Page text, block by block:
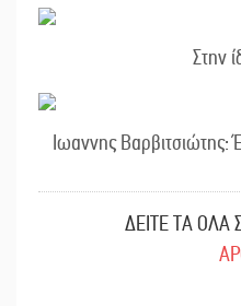
Στην
Ιωαννης Βαρβιτσιώτης:
ΔΕΙΤΕ ΤΑ ΟΛΑ